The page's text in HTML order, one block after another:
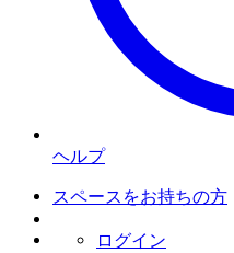
ヘルプ
スペースをお持ちの方
ログイン